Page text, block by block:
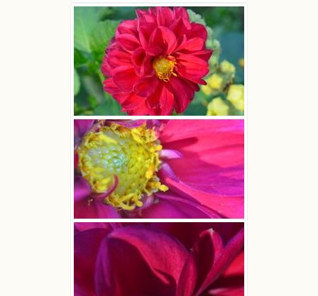
Dalia zmienna
Joanna Boisse
Dalia zmienna
Joanna Boisse